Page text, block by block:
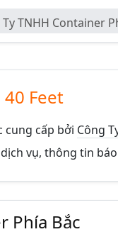
TNHH Container
Feet
cung cấp bởi Công
vụ, thông tin
Phía Bắc